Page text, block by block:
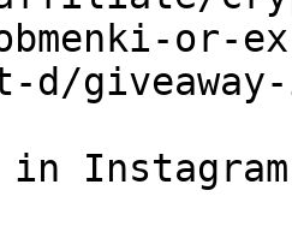
or-
giveaway-
in Instagram